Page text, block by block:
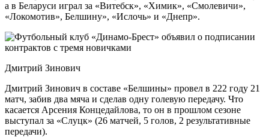
а в Беларуси играл за «‎Витебск», «‎Химик», «‎Смолевичи»,
«‎Локомотив», Белшину», «‎Ислочь» и «‎Днепр».
Дмитрий Зинович
Дмитрий Зинович в составе «Белшины» провел в 222 году 21
матч, забив два мяча и сделав одну голевую передачу. Что
касается Арсения Концедайлова, то он в прошлом сезоне
выступал за «Слуцк» (26 матчей, 5 голов, 2 результативные
передачи).